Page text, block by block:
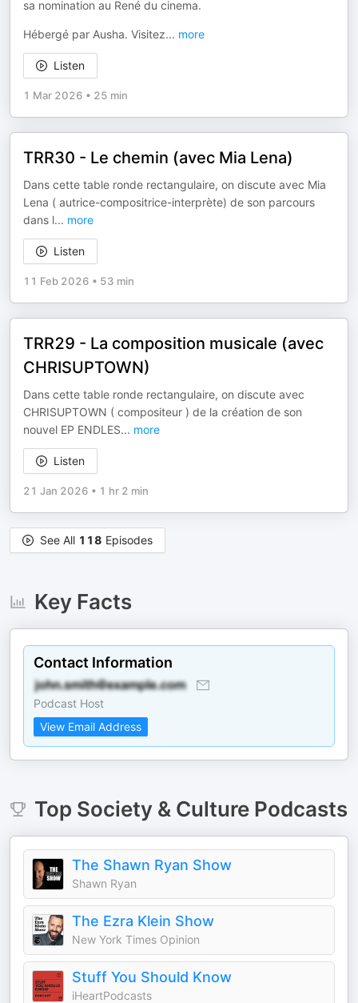
sa nomination au René du cinema.
Hébergé par Ausha. Visitez... more
Listen
1 Mar 2026 • 25 min
TRR30 - Le chemin (avec Mia Lena)
Dans cette table ronde rectangulaire, on discute avec Mia
Lena ( autrice-compositrice-interprète) de son parcours
dans l... more
Listen
11 Feb 2026 • 53 min
TRR29 - La composition musicale (avec
CHRISUPTOWN)
Dans cette table ronde rectangulaire, on discute avec
CHRISUPTOWN ( compositeur ) de la création de son
nouvel EP ENDLES... more
Listen
21 Jan 2026 • 1 hr 2 min
See All 118 Episodes
Key Facts
Contact Information
Podcast Host
View Email Address
Top Society & CulturePodcasts
The Shawn Ryan Show
Shawn Ryan
The Ezra Klein Show
New York Times Opinion
Stuff You Should Know
iHeartPodcasts